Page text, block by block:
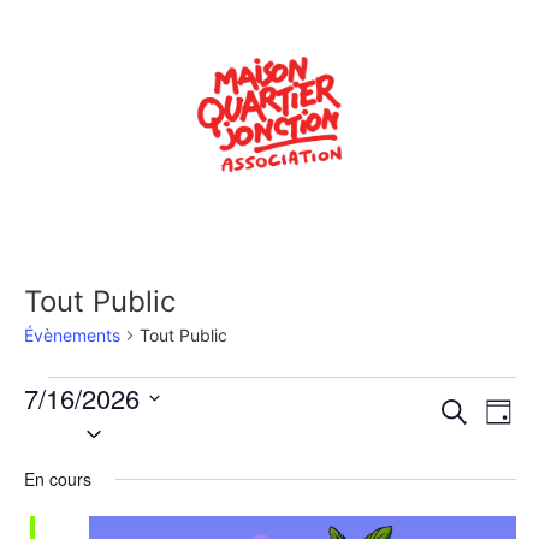
Tout Public
Évènements Tout Public
Recherche
Jour
7/16/2026
Sélectionnez
En cours